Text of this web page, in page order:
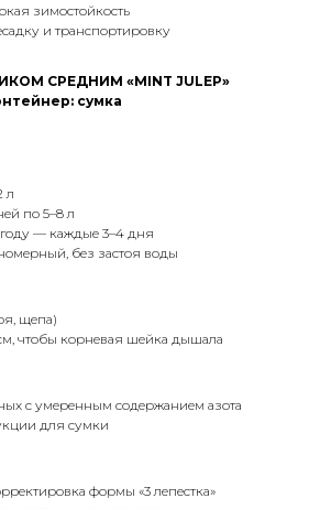
зимостойкость
и транспортировку
СРЕДНИМ «MINT JULEP»
сумка
л
по 5–8 л
— каждые 3–4 дня
без застоя воды
щепа)
чтобы корневая шейка дышала
с умеренным содержанием азота
для сумки
формы «3 лепестка»